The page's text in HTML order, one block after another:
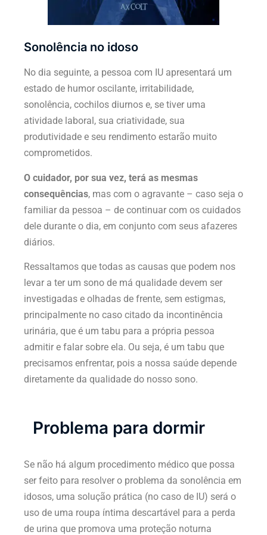
Sonolência no idoso
No dia seguinte, a pessoa com IU apresentará um
estado de humor oscilante, irritabilidade,
sonolência, cochilos diurnos e, se tiver uma
atividade laboral, sua criatividade, sua
produtividade e seu rendimento estarão muito
comprometidos.
O cuidador, por sua vez, terá as mesmas
consequências, mas com o agravante – caso seja o
familiar da pessoa – de continuar com os cuidados
dele durante o dia, em conjunto com seus afazeres
diários.
Ressaltamos que todas as causas que podem nos
levar a ter um sono de má qualidade devem ser
investigadas e olhadas de frente, sem estigmas,
principalmente no caso citado da incontinência
urinária, que é um tabu para a própria pessoa
admitir e falar sobre ela. Ou seja, é um tabu que
precisamos enfrentar, pois a nossa saúde depende
diretamente da qualidade do nosso sono.
Problema para dormir
Se não há algum procedimento médico que possa
ser feito para resolver o problema da sonolência em
idosos, uma solução prática (no caso de IU) será o
uso de uma roupa íntima descartável para a perda
de urina que promova uma proteção noturna